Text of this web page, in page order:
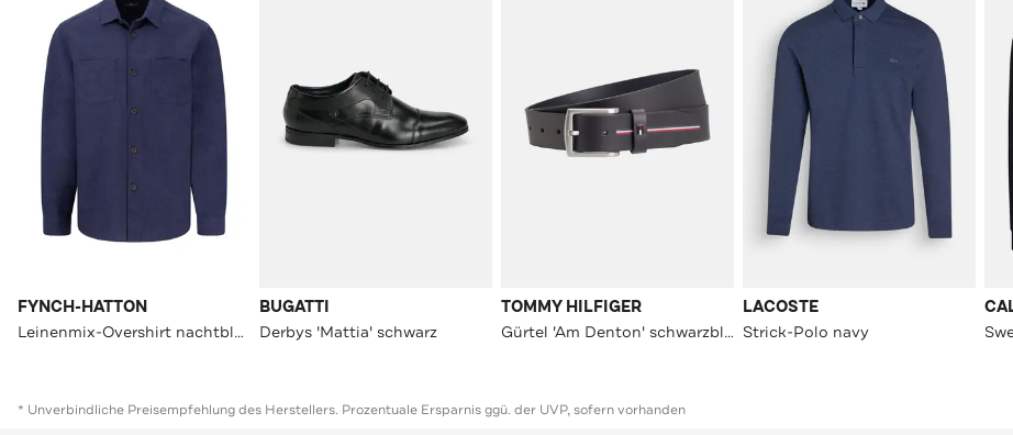
FYNCH-HATTON
Leinenmix-Overshirt nachtblau
BUGATTI
Derbys 'Mattia' schwarz
TOMMY HILFIGER
Gürtel 'Am Denton' schwarzblau
LACOSTE
Strick-Polo navy
* Unverbindliche Preisempfehlung des Herstellers. Prozentuale Ersparnis ggü. der UVP, sofern vorhanden